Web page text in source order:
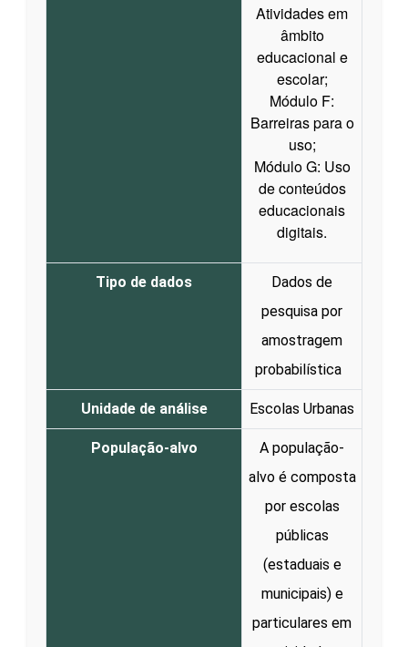
Atividades em
âmbito
educacional e
escolar;
Módulo F:
Barreiras para o
uso;
Módulo G: Uso
de conteúdos
educacionais
digitais.
Tipo de dados
Dados de
pesquisa por
amostragem
probabilística
Unidade de análise Escolas Urbanas
População-alvo
A população-
alvo é composta
por escolas
públicas
(estaduais e
municipais) e
particulares em